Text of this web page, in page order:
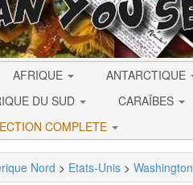
AFRIQUE ANTARCTIQUE
DU SUD
CARAÏBES
COMPLETE
Nord > Etats-Unis > Washington